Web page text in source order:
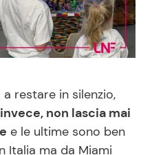
Cucina e Ricette
Consigli di Cucina
Le Ricette in TV
restare in silenzio,
non lascia mai
e le ultime sono ben
Italia ma da Miami